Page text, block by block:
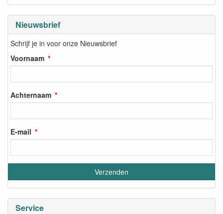
Nieuwsbrief
Schrijf je in voor onze Nieuwsbrief
Voornaam
Achternaam
E-mail
Service